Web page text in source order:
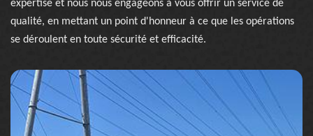
expertise et nous nous engageons à vous offrir un service de
qualité, en mettant un point d'honneur à ce que les opérations
se déroulent en toute sécurité et efficacité.